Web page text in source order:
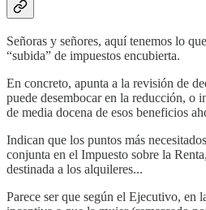
Señoras y señores, aquí tenemos lo
“subida” de impuestos encubierta.
En concreto, apunta a la revisión de
puede desembocar en la reducción, o
de media docena de esos beneficios
Indican que los puntos más
conjunta en el Impuesto sobre la
destinada a los alquileres...
Parece ser que según el Ejecutivo, en